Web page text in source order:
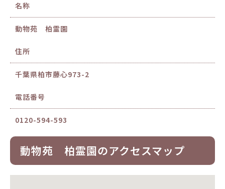
名称
動物苑 柏霊園
住所
千葉県柏市藤心973-2
電話番号
0120-594-593
動物苑 柏霊園のアクセスマップ